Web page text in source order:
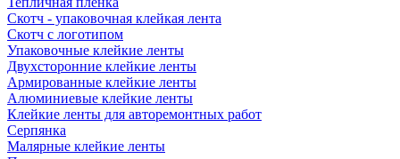
Скотч - упаковочная клейкая лента
Скотч с логотипом
Упаковочные клейкие ленты
Двухсторонние клейкие ленты
Армированные клейкие ленты
Алюминиевые клейкие ленты
Клейкие ленты для авторемонтных работ
Серпянка
Малярные клейкие ленты